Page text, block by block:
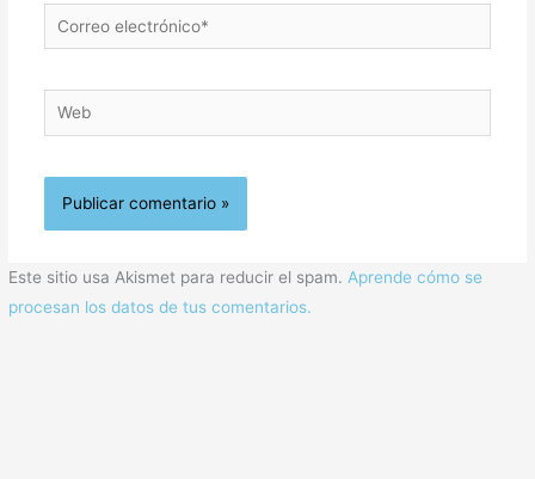
Correo
electrónico*
Web
Este sitio usa Akismet para reducir el spam. Aprende cómo se
procesan los datos de tus comentarios.